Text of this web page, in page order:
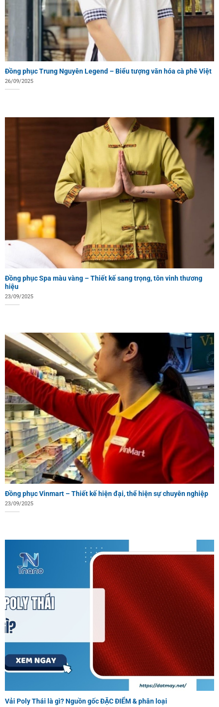
Đồng phục Trung Nguyên Legend – Biểu tượng văn hóa cà phê Việt
26/09/2025
Đồng phục Spa màu vàng – Thiết kế sang trọng, tôn vinh thương
hiệu
23/09/2025
Đồng phục Vinmart – Thiết kế hiện đại, thể hiện sự chuyên nghiệp
23/09/2025
Vải Poly Thái là gì? Nguồn gốc ĐẶC ĐIỂM & phân loại